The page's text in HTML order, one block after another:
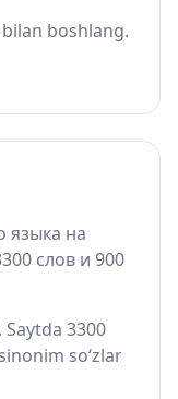
boshlang.
языка на
слов и 900
3300
so‘zlar